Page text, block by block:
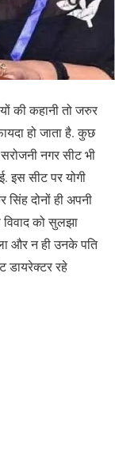
की कहानी तो जरुर
हो जाता है. कुछ
नगर सीट भी
इस सीट पर योगी
दोनों ही अपनी
को सुलझा
और न ही उनके पति
डायरेक्टर रहे